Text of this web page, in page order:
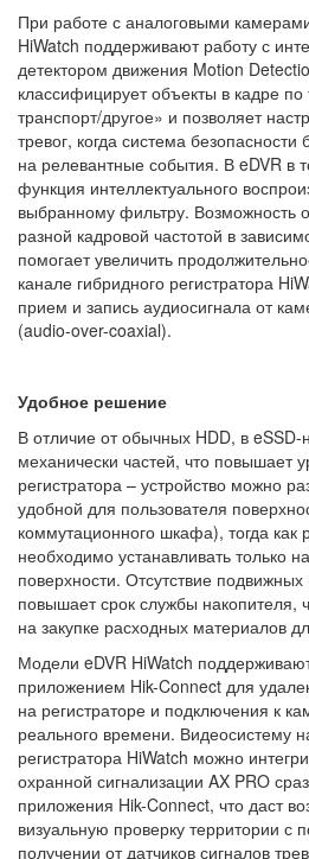
При работе с аналоговыми
HiWatch поддерживают работу с
детектором движения Motion
классифицирует объекты в кадре
транспорт/другое» и позволяет
тревог, когда система безопасности
на релевантные события. В eDVR в
функция интеллектуального
выбранному фильтру. Возможность
разной кадровой частотой в
помогает увеличить
канале гибридного регистратора
прием и запись аудиосигнала от
(audio-over-coaxial).
Удобное решение
В отличие от обычных HDD, в eSSD-
механически частей, что повышает
регистратора – устройство можно
удобной для пользователя
коммутационного шкафа), тогда как
необходимо устанавливать только
поверхности. Отсутствие
повышает срок службы накопителя,
на закупке расходных материалов
Модели eDVR HiWatch
приложением Hik-Connect для
на регистраторе и подключения к
реального времени. Видеосистему
регистратора HiWatch можно
охранной сигнализации AX PRO
приложения Hik-Connect, что даст
визуальную проверку территории
получении от датчиков сигналов